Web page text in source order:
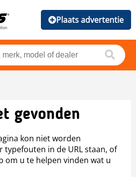
Plaats advertentie
gevonden
kon niet worden
typefouten in de URL staan, of
om u te helpen vinden wat u